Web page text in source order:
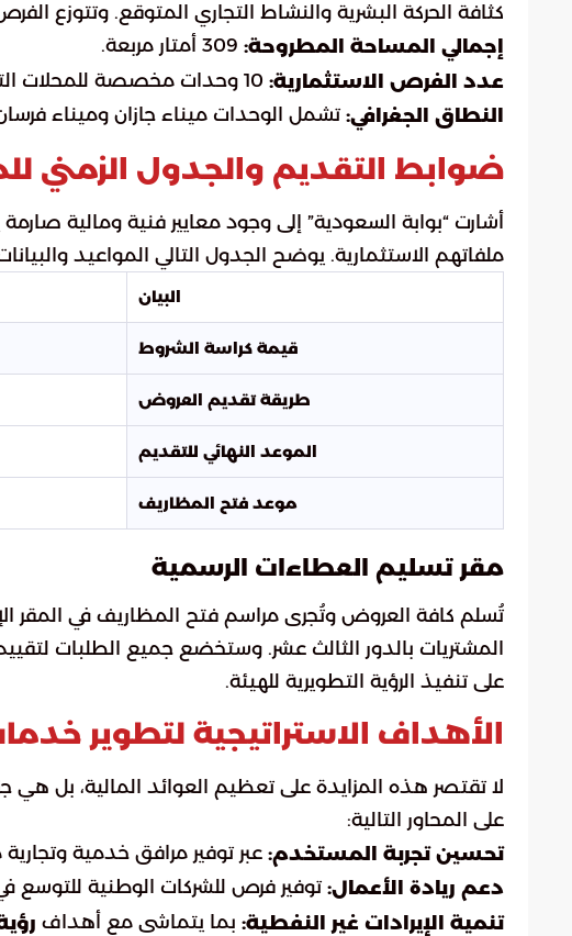
كثافة الحركة البشرية والنشاط التجاري المتوقع. وتتوزع
إجمالي المساحة المطروحة:
عدد الفرص الاستثمارية:
النطاق الجغرافي: تشمل الوحدات ميناء جازان وميناء
ضوابط التقديم والجدول الزمني
أشارت “بوابة السعودية” إلى وجود معايير فنية ومالية
ملفاتهم الاستثمارية. يوضح الجدول التالي المواعيد
البيان
قيمة كراسة الشروط
طريقة تقديم العروض
الموعد النهائي للتقديم
موعد فتح المظاريف
مقر تسليم العطاءات الرسمية
تُسلم كافة العروض وتُجرى مراسم فتح المظاريف في المقر
المشتريات بالدور الثالث عشر. وستخضع جميع الطلبات
على تنفيذ الرؤية التطويرية للهيئة.
الأهداف الاستراتيجية لتطوير
لا تقتصر هذه المزايدة على تعظيم العوائد المالية، بل هي
على المحاور التالية:
تحسين تجربة المستخدم: عبر توفير مرافق خدمية
دعم ريادة الأعمال: توفير فرص للشركات الوطنية للتوسع
تنمية الإيرادات غير النفطية: بما يتماشى مع أهداف رؤية